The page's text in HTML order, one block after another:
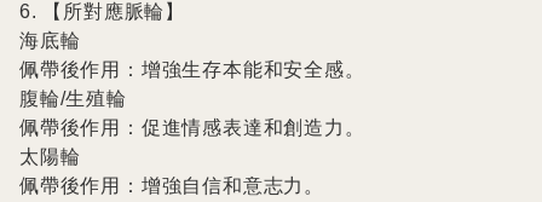
6. 【所對應脈輪】
海底輪
佩帶後作用：增強生存本能和安全感。
腹輪/生殖輪
佩帶後作用：促進情感表達和創造力。
太陽輪
佩帶後作用：增強自信和意志力。